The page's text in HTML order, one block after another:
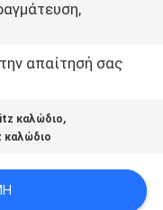
απαίτησή σας
καλώδιο,
καλώδιο